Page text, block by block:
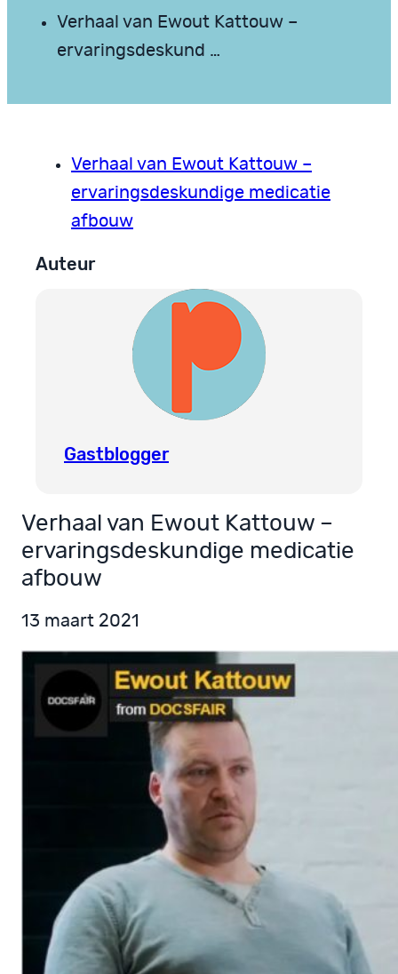
Verhaal van Ewout Kattouw –
ervaringsdeskund …
Verhaal van Ewout Kattouw –
ervaringsdeskundige medicatie
afbouw
Auteur
Gastblogger
Verhaal van Ewout Kattouw –
ervaringsdeskundige medicatie
afbouw
13 maart 2021